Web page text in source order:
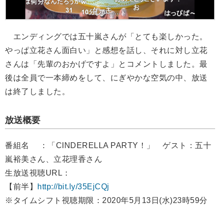
エンディングでは五十嵐さんが「とても楽しかった。
やっぱ立花さん面白い」と感想を話し、それに対し立花
さんは「先輩のおかげですよ」とコメントしました。最
後は全員で一本締めをして、にぎやかな空気の中、放送
は終了しました。
放送概要
番組名 ：「CINDERELLA PARTY！」 ゲスト：五十
嵐裕美さん、立花理香さん
生放送視聴URL：
【前半】
http://bit.ly/35EjCQj
※タイムシフト視聴期限：2020年5月13日(水)23時59分